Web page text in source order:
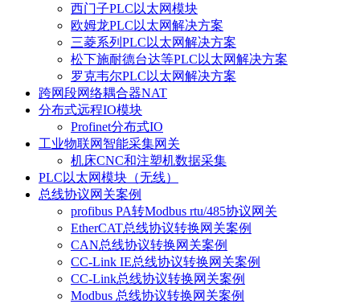
西门子PLC以太网模块
欧姆龙PLC以太网解决方案
三菱系列PLC以太网解决方案
松下施耐德台达等PLC以太网解决方案
罗克韦尔PLC以太网解决方案
跨网段网络耦合器NAT
分布式远程IO模块
Profinet分布式IO
工业物联网智能采集网关
机床CNC和注塑机数据采集
PLC以太网模块（无线）
总线协议网关案例
profibus PA转Modbus rtu/485协议网关
EtherCAT总线协议转换网关案例
CAN总线协议转换网关案例
CC-Link IE总线协议转换网关案例
CC-Link总线协议转换网关案例
Modbus 总线协议转换网关案例